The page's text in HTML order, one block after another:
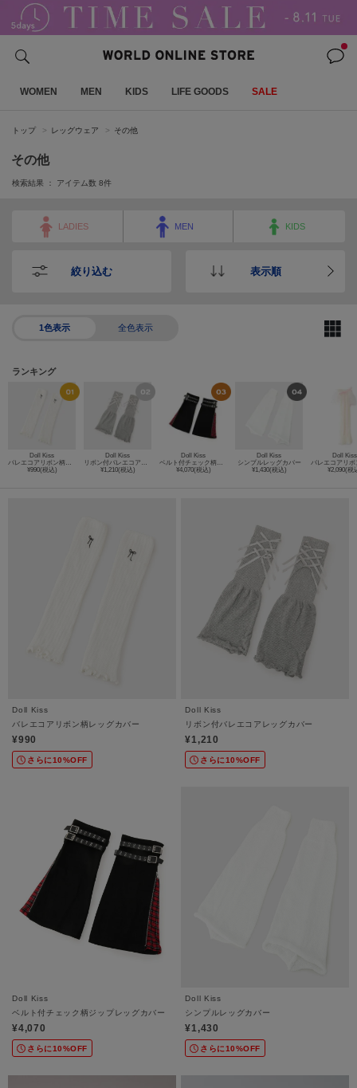
WOMEN MEN KIDS LIFE GOODS SALE
トップ レッグウェア その他
その他
検索結果 ： アイテム数 8件
LADIES MEN KIDS
絞り込む 表示順
1色表示 全色表示
ランキング
Doll Kiss
¥990(税込)
Doll Kiss
¥1,210(税込)
Doll Kiss
¥4,070(税込)
Doll Kiss
シンプルレッグカバー
¥1,430(税込)
Doll Kiss
¥2,090(税
Doll Kiss
バレエコアリボン柄レッグカバー
¥990
さらに10%OFF
Doll Kiss
リボン付バレエコアレッグカバー
¥1,210
さらに10%OFF
Doll Kiss
ベルト付チェック柄ジップレッグカバー
¥4,070
さらに10%OFF
Doll Kiss
シンプルレッグカバー
¥1,430
さらに10%OFF